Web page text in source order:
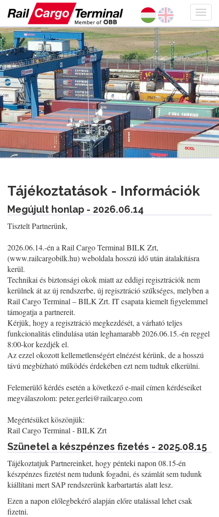
Tájékoztatások - Információk
Megújult honlap - 2026.06.14
Tisztelt Partnerünk,
2026.06.14.-én a Rail Cargo Terminal BILK Zrt,
(www.railcargobilk.hu) weboldala hosszú idő után átalakításra
kerül.
Technikai és biztonsági okok miatt az eddigi regisztrációk nem
kerülnek át az új rendszerbe, új regisztráció szűkséges, melyben a
Rail Cargo Terminal – BILK Zrt. IT csapata kiemelt figyelemmel
támogatja a partnereit.
Kérjük, hogy a regisztráció megkezdését, a várható teljes
funkcionalitás elindulása után leghamarabb 2026.06.15.-én reggel
8:00-kor kezdjék el.
Az ezzel okozott kellemetlenségért elnézést kérünk, de a hosszú
távú megbízható működés érdekében ezt nem tudtuk elkerülni.
Felemerülő kérdés esetén a következő e-mail címen kérdéseiket
megválaszolom: peter.gerlei@railcargo.com
Megértésüket köszönjük:
Rail Cargo Terminal - BILK Zrt
Szünetel a készpénzes fizetés - 2025.08.15
Tájékoztatjuk Partnereinket, hogy pénteki napon 08.15-én
készpénzes fizetést nem tudunk fogadni, és számlát sem tudunk
kiállítani mert SAP rendszerünk karbartartás alatt lesz.
Ezen a napon előlegbekérő alapján előre utalással lehet csak
fizetni.